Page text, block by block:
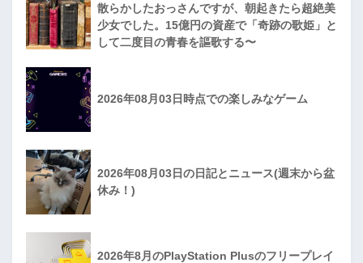
散らかしたおっさんですが、朝起きたら超絶美
少女でした。15億円の資産で「奇跡の歌姫」と
して二度目の青春を謳歌する〜
2026年08月03日時点での楽しみなゲーム
2026年08月03日の日記とニュース(週末から盆
休み！)
2026年8月のPlayStation Plusのフリープレイ